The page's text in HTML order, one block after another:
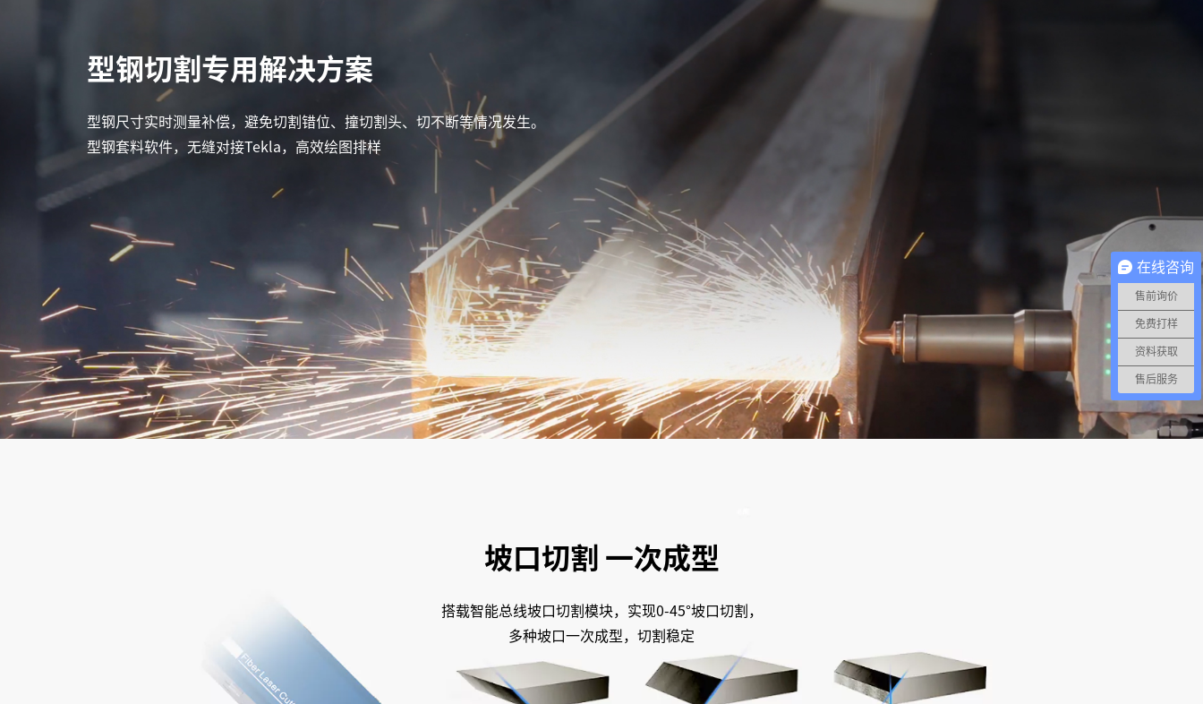
型钢切割专用解决方案
型钢尺寸实时测量补偿，避免切割错位、撞切割头、切不断等情况发生。
型钢套料软件，无缝对接Tekla，高效绘图排样
坡口切割 一次成型
搭载智能总线坡口切割模块，实现0-45°坡口切割，
多种坡口一次成型，切割稳定
在线咨询
售前询价
免费打样
资料获取
售后服务